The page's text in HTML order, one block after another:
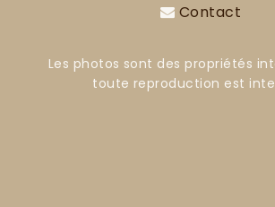
Contact
Les photos sont des propriétés
toute reproduction est